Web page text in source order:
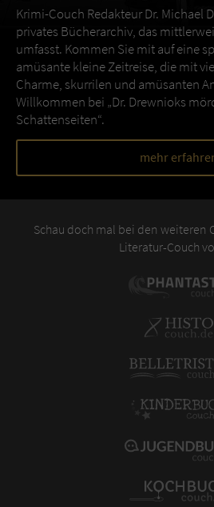
Krimi-Couch Redakteur Dr. Michael
privates Bücherarchiv, das
umfasst. Kommen Sie mit auf eine
amüsante kleine Zeitreise, die mit
Charme, skurrilen und amüsanten
Willkommen bei „Dr. Drewnioks
Schattenseiten“.
mehr
Schau doch mal bei den weiteren
Literatur-Couch